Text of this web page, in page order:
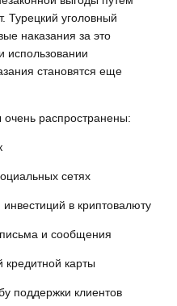
Турецкий уголовный
наказания за это
использовании
становятся еще
распространены:
сетях
в криптовалюту
и сообщения
кредитной карты
поддержки клиентов